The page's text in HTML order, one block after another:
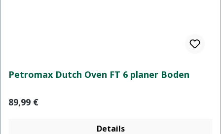
Petromax Dutch Oven FT 6 planer Boden
Regulärer Preis:
89,99 €
Details